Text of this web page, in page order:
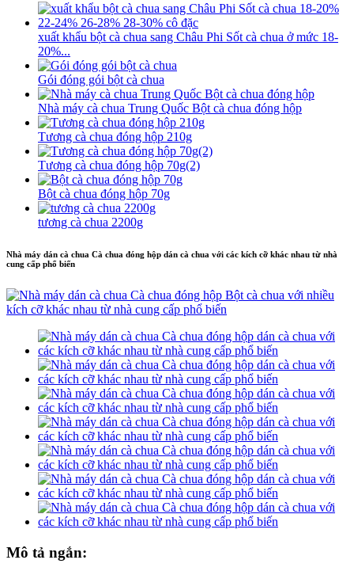
xuất khẩu bột cà chua sang Châu Phi Sốt cà chua ở mức 18-
20%...
Gói đóng gói bột cà chua
Nhà máy cà chua Trung Quốc Bột cà chua đóng hộp
Tương cà chua đóng hộp 210g
Tương cà chua đóng hộp 70g(2)
Bột cà chua đóng hộp 70g
tương cà chua 2200g
Nhà máy dán cà chua Cà chua đóng hộp dán cà chua với các kích cỡ khác nhau từ nhà
cung cấp phổ biến
Mô tả ngắn: